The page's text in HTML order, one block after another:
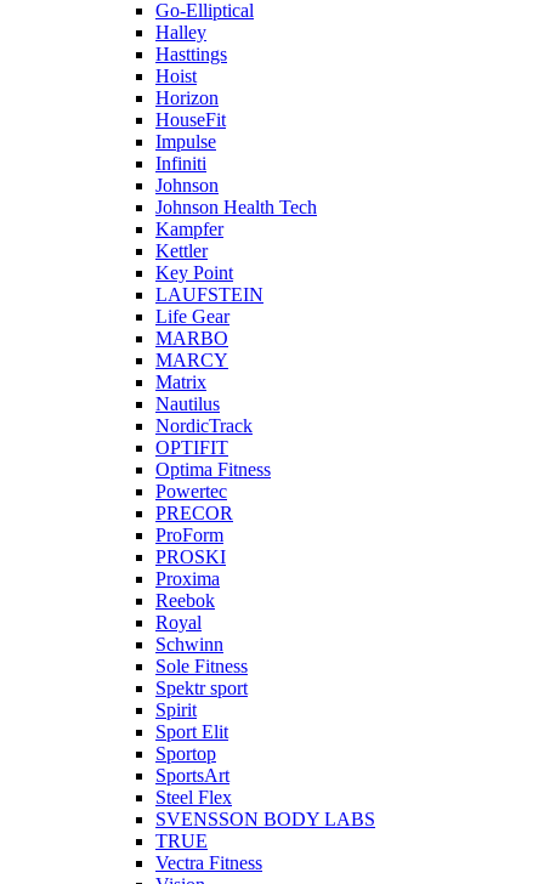
Go-Elliptical
Halley
Hasttings
Hoist
Horizon
HouseFit
Impulse
Infiniti
Johnson
Johnson Health Tech
Kampfer
Kettler
Key Point
LAUFSTEIN
Life Gear
MARBO
MARCY
Matrix
Nautilus
NordicTrack
OPTIFIT
Optima Fitness
Powertec
PRECOR
ProForm
PROSKI
Proxima
Reebok
Royal
Schwinn
Sole Fitness
Spektr sport
Spirit
Sport Elit
Sportop
SportsArt
Steel Flex
SVENSSON BODY LABS
TRUE
Vectra Fitness